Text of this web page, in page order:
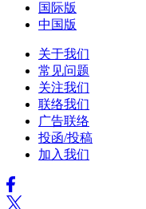
国际版
中国版
关于我们
常见问题
关注我们
联络我们
广告联络
投函/投稿
加入我们